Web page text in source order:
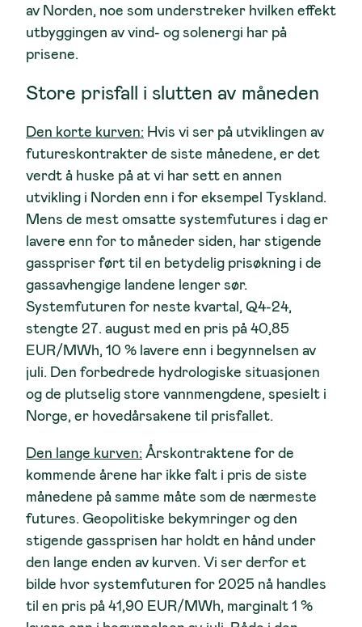
av Norden, noe som understreker hvilken effekt
utbyggingen av vind- og solenergi har på
prisene.
Store prisfall i slutten av måneden
Den korte kurven: Hvis vi ser på utviklingen av
futureskontrakter de siste månedene, er det
verdt å huske på at vi har sett en annen
utvikling i Norden enn i for eksempel Tyskland.
Mens de mest omsatte systemfutures i dag er
lavere enn for to måneder siden, har stigende
gasspriser ført til en betydelig prisøkning i de
gassavhengige landene lenger sør.
Systemfuturen for neste kvartal, Q4-24,
stengte 27. august med en pris på 40,85
EUR/MWh, 10 % lavere enn i begynnelsen av
juli. Den forbedrede hydrologiske situasjonen
og de plutselig store vannmengdene, spesielt i
Norge, er hovedårsakene til prisfallet.
Den lange kurven: Årskontraktene for de
kommende årene har ikke falt i pris de siste
månedene på samme måte som de nærmeste
futures. Geopolitiske bekymringer og den
stigende gassprisen har holdt en hånd under
den lange enden av kurven. Vi ser derfor et
bilde hvor systemfuturen for 2025 nå handles
til en pris på 41,90 EUR/MWh, marginalt 1 %